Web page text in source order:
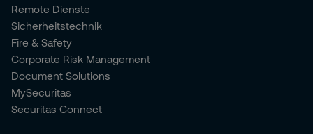
Remote Dienste
Sicherheitstechnik
Fire & Safety
Corporate Risk Management
Document Solutions
MySecuritas
Securitas Connect